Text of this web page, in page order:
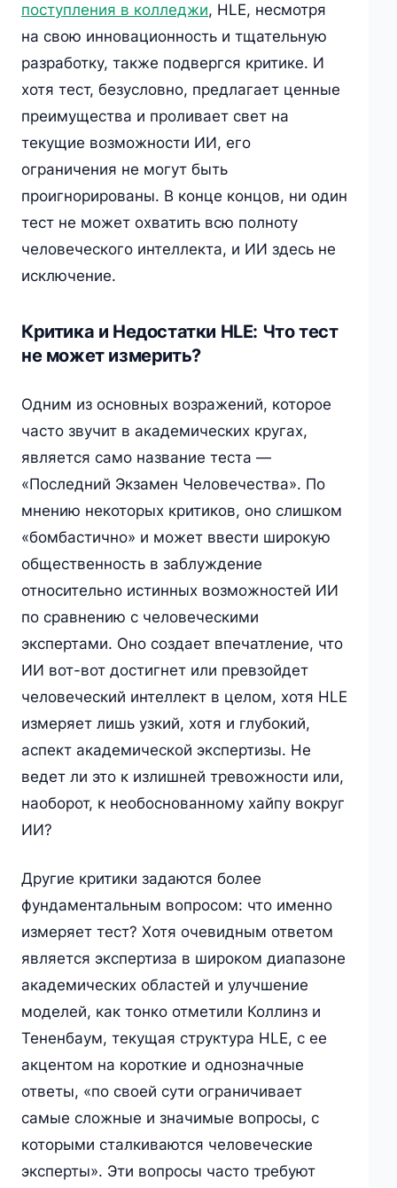
поступления в колледжи, HLE, несмотря
на свою инновационность и тщательную
разработку, также подвергся критике. И
хотя тест, безусловно, предлагает ценные
преимущества и проливает свет на
текущие возможности ИИ, его
ограничения не могут быть
проигнорированы. В конце концов, ни один
тест не может охватить всю полноту
человеческого интеллекта, и ИИ здесь не
исключение.
Критика и Недостатки HLE: Что тест
не может измерить?
Одним из основных возражений, которое
часто звучит в академических кругах,
является само название теста —
«Последний Экзамен Человечества». По
мнению некоторых критиков, оно слишком
«бомбастично» и может ввести широкую
общественность в заблуждение
относительно истинных возможностей ИИ
по сравнению с человеческими
экспертами. Оно создает впечатление, что
ИИ вот-вот достигнет или превзойдет
человеческий интеллект в целом, хотя HLE
измеряет лишь узкий, хотя и глубокий,
аспект академической экспертизы. Не
ведет ли это к излишней тревожности или,
наоборот, к необоснованному хайпу вокруг
ИИ?
Другие критики задаются более
фундаментальным вопросом: что именно
измеряет тест? Хотя очевидным ответом
является экспертиза в широком диапазоне
академических областей и улучшение
моделей, как тонко отметили Коллинз и
Тененбаум, текущая структура HLE, с ее
акцентом на короткие и однозначные
ответы, «по своей сути ограничивает
самые сложные и значимые вопросы, с
которыми сталкиваются человеческие
эксперты». Эти вопросы часто требуют